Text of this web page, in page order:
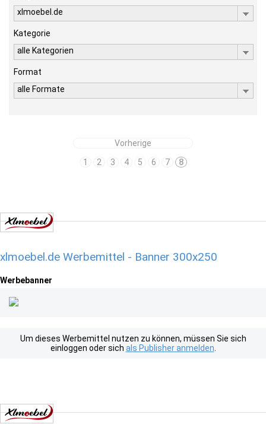
xlmoebel.de
Kategorie
alle Kategorien
Format
alle Formate
Vorherige
1
2 3 4 5 6 7 8
xlmoebel.de Werbemittel - Banner 300x250
Werbebanner
Um dieses Werbemittel nutzen zu können, müssen Sie sich
einloggen oder sich als Publisher anmelden